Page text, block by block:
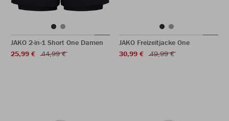
JAKO 2-in-1 Short One Damen
25,99 €
44,99 €
JAKO Freizeitjacke One
30,99 €
49,99 €